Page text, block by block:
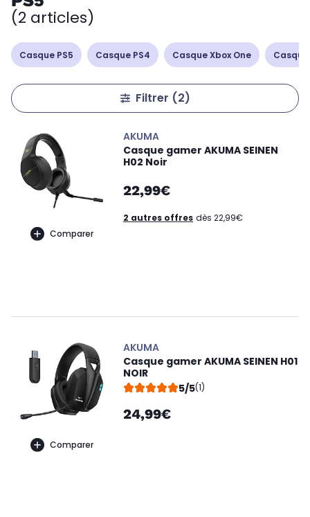
(2 articles)
Casque PS5 Casque PS4 Casque Xbox One Casque
Filtrer (2)
Comparer
AKUMA
Casque gamer AKUMA SEINEN
H02 Noir
22,99€
2 autres offres dès 22,99€
Comparer
AKUMA
Casque gamer AKUMA SEINEN H01
NOIR
5/5(1)
24,99€